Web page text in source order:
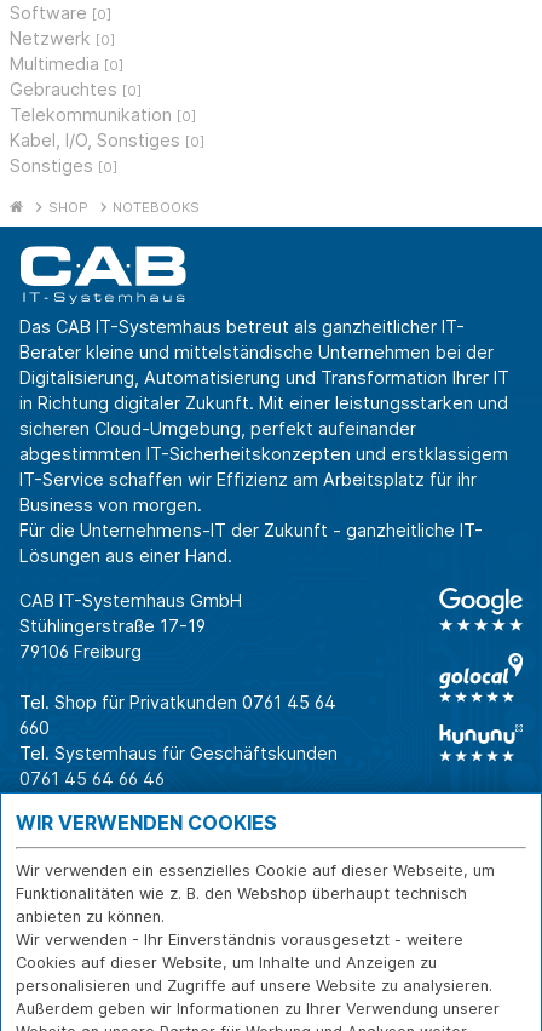
Software [0]
Netzwerk [0]
Multimedia [0]
Gebrauchtes [0]
Telekommunikation [0]
Kabel, I/O, Sonstiges [0]
Sonstiges [0]
SHOP NOTEBOOKS
Das CAB IT-Systemhaus betreut als ganzheitlicher IT-
Berater kleine und mittelständische Unternehmen bei der
Digitalisierung, Automatisierung und Transformation Ihrer IT
in Richtung digitaler Zukunft. Mit einer leistungsstarken und
sicheren Cloud-Umgebung, perfekt aufeinander
abgestimmten IT-Sicherheitskonzepten und erstklassigem
IT-Service schaffen wir Effizienz am Arbeitsplatz für ihr
Business von morgen.
Für die Unternehmens-IT der Zukunft - ganzheitliche IT-
Lösungen aus einer Hand.
CAB IT-Systemhaus GmbH
Stühlingerstraße 17-19
79106 Freiburg
Tel. Shop für Privatkunden 0761 45 64
660
Tel. Systemhaus für Geschäftskunden
0761 45 64 66 46
Warum CAB
Für Business-
Entscheider
Für IT-Leiter
Für Privatkunden
Erfolgsgeschichte
n
Branchen
IT für
IT-Security
IT-Infrastruktur
Softwarelösungen
WLAN-Lösungen
IT-Beratung und
Service
Reparatur
Versand- und
Zahlarten
Rücksendung und
Widerruf
WIR VERWENDEN COOKIES
Wir verwenden ein essenzielles Cookie auf dieser Webseite, um
Funktionalitäten wie z. B. den Webshop überhaupt technisch
anbieten zu können.
Wir verwenden - Ihr Einverständnis vorausgesetzt - weitere
Cookies auf dieser Website, um Inhalte und Anzeigen zu
personalisieren und Zugriffe auf unsere Website zu analysieren.
Außerdem geben wir Informationen zu Ihrer Verwendung unserer